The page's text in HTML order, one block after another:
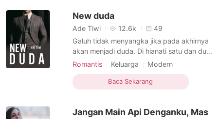
aku berharap bisa
New duda
Ade Tiwi 12.6k
49
Galuh tidak menyangka jika pada akhirnya
akan menjadi duda. Di hianati satu dan dua
kali oleh mantan istrinya ia maafkan, namun
istrinya kembali berselingkuh untuk yang
ketiga kalinya. Trauma pada pernikahan,
cinta ya
Romantis Keluarga
Modern
Benci tapi Cinta
Hubungan yang gagal
Imut
Pengurus rumah
Dewasa
Baca Sekarang
Jangan Main Api Denganku, Mas